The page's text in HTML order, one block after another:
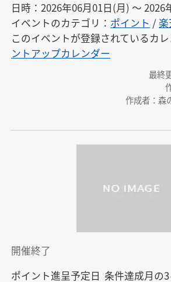
日時：2026年06月01日(月) 〜 2026
イベントのカテゴリ： ポイント /楽
このイベントが登録されているカ
ントアップカレンダー
最終
作成者：森
開催終了
ポイント進呈予定日	条件達成月の3ヶ月後の20日頃